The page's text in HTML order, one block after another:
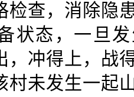
检查，消除隐
状态，一旦
，冲得上，战
村未发生一起